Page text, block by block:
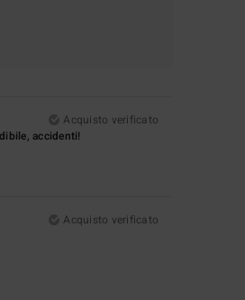
Acquisto verificato
accidenti!
Acquisto verificato